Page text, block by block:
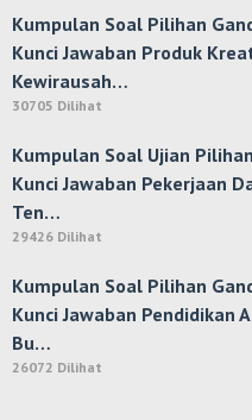
Kumpulan Soal Pilihan
Kunci Jawaban Produk
Kewirausah…
30705 Dilihat
Kumpulan Soal Ujian
Kunci Jawaban Pekerjaan
Ten…
29426 Dilihat
Kumpulan Soal Pilihan
Kunci Jawaban Pendidikan
Bu…
26072 Dilihat